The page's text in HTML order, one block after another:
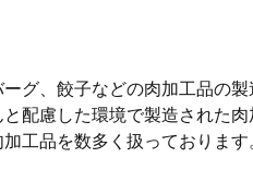
グ、餃子などの肉加工品の製
配慮した環境で製造された
工品を数多く扱っております